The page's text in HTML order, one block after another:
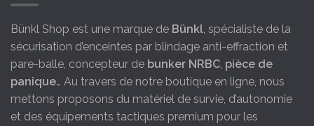
Bünkl Shop est une marque de Bünkl, spécialiste de la
sécurisation d’enceintes par blindage anti-effraction et
pare-balle, concepteur de bunker NRBC, pièce de
panique… Au travers de notre boutique en ligne, nous
mettons proposons du matériel de survie, d’autonomie
et des équipements tactiques premium pour les